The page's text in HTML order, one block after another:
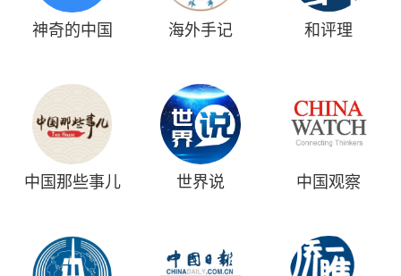
神奇的中国 海外手记 和评理
中国那些事儿 世界说 中国观察